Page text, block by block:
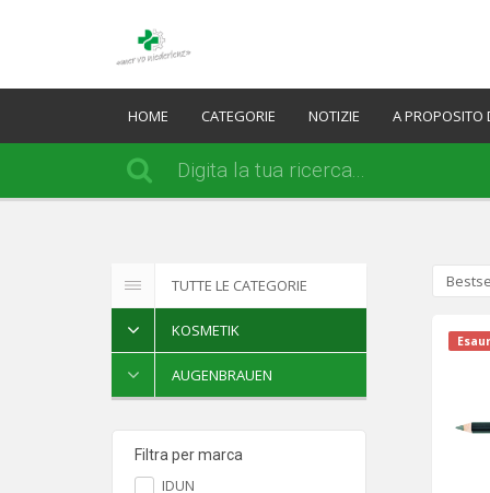
HOME CATEGORIE NOTIZIE A PROPOSITO
TUTTE LE CATEGORIE
KOSMETIK
AUGENBRAUEN
Filtra per marca
IDUN